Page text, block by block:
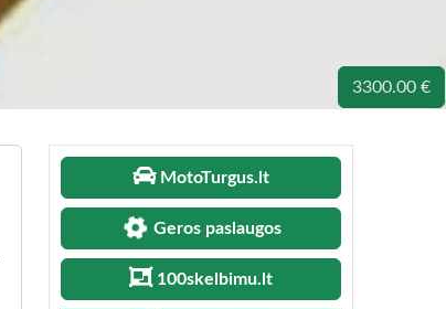
3300.00 €
MotoTurgus.lt
Geros paslaugos
100skelbimu.lt